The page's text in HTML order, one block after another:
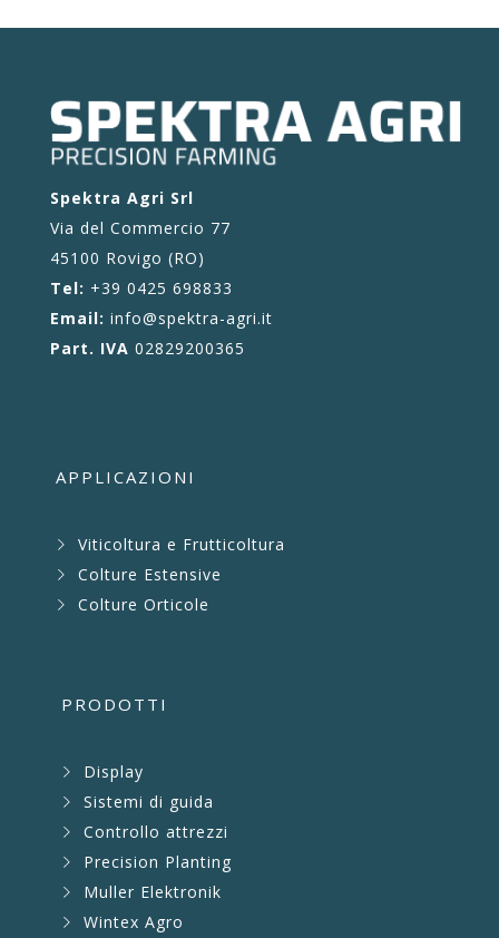
Spektra Agri Srl
Via del Commercio 77
45100 Rovigo (RO)
Tel: +39 0425 698833
Email: info@spektra-agri.it
Part. IVA 02829200365
APPLICAZIONI
Viticoltura e Frutticoltura
Colture Estensive
Colture Orticole
PRODOTTI
Display
Sistemi di guida
Controllo attrezzi
Precision Planting
Muller Elektronik
Wintex Agro